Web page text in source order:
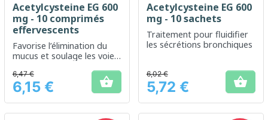
Acetylcysteine EG 600
mg - 10 comprimés
effervescents
Favorise l’élimination du
mucus et soulage les voies
Prix
6,47 €
6,15 € 
Acetylcysteine EG 600
mg - 10 sachets
Traitement pour fluidifier
les sécrétions bronchiques
Prix
6,02 €
5,72 € 